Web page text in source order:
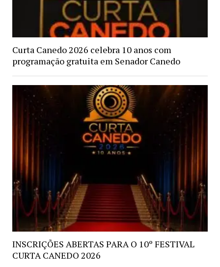
Curta Canedo 2026 celebra 10 anos com
programação gratuita em Senador Canedo
INSCRIÇÕES ABERTAS PARA O 10º FESTIVAL
CURTA CANEDO 2026